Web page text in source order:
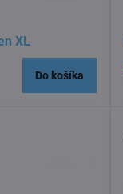
XL
Do košíka